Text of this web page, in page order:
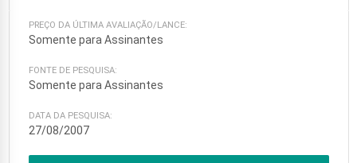
PREÇO DA ÚLTIMA AVALIAÇÃO/LANCE:
Somente para Assinantes
FONTE DE PESQUISA:
Somente para Assinantes
DATA DA PESQUISA:
27/08/2007